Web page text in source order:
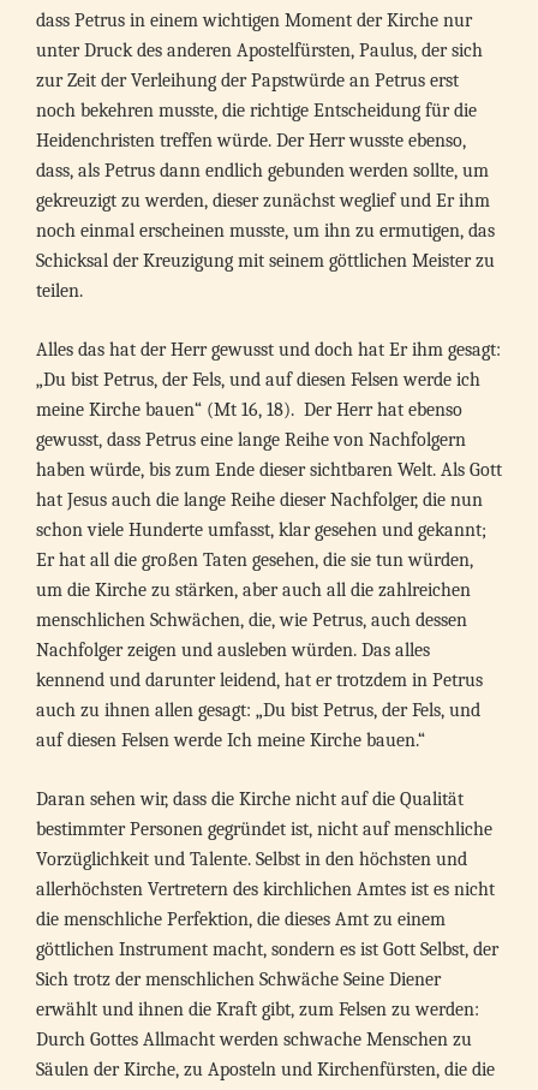
dass Petrus in einem wichtigen Moment der Kirche nur
unter Druck des anderen Apostelfürsten, Paulus, der sich
zur Zeit der Verleihung der Papstwürde an Petrus erst
noch bekehren musste, die richtige Entscheidung für die
Heidenchristen treffen würde. Der Herr wusste ebenso,
dass, als Petrus dann endlich gebunden werden sollte, um
gekreuzigt zu werden, dieser zunächst weglief und Er ihm
noch einmal erscheinen musste, um ihn zu ermutigen, das
Schicksal der Kreuzigung mit seinem göttlichen Meister zu
teilen.
Alles das hat der Herr gewusst und doch hat Er ihm gesagt:
„Du bist Petrus, der Fels, und auf diesen Felsen werde ich
meine Kirche bauen“ (Mt 16, 18). Der Herr hat ebenso
gewusst, dass Petrus eine lange Reihe von Nachfolgern
haben würde, bis zum Ende dieser sichtbaren Welt. Als Gott
hat Jesus auch die lange Reihe dieser Nachfolger, die nun
schon viele Hunderte umfasst, klar gesehen und gekannt;
Er hat all die großen Taten gesehen, die sie tun würden,
um die Kirche zu stärken, aber auch all die zahlreichen
menschlichen Schwächen, die, wie Petrus, auch dessen
Nachfolger zeigen und ausleben würden. Das alles
kennend und darunter leidend, hat er trotzdem in Petrus
auch zu ihnen allen gesagt: „Du bist Petrus, der Fels, und
auf diesen Felsen werde Ich meine Kirche bauen.“
Daran sehen wir, dass die Kirche nicht auf die Qualität
bestimmter Personen gegründet ist, nicht auf menschliche
Vorzüglichkeit und Talente. Selbst in den höchsten und
allerhöchsten Vertretern des kirchlichen Amtes ist es nicht
die menschliche Perfektion, die dieses Amt zu einem
göttlichen Instrument macht, sondern es ist Gott Selbst, der
Sich trotz der menschlichen Schwäche Seine Diener
erwählt und ihnen die Kraft gibt, zum Felsen zu werden:
Durch Gottes Allmacht werden schwache Menschen zu
Säulen der Kirche, zu Aposteln und Kirchenfürsten, die die